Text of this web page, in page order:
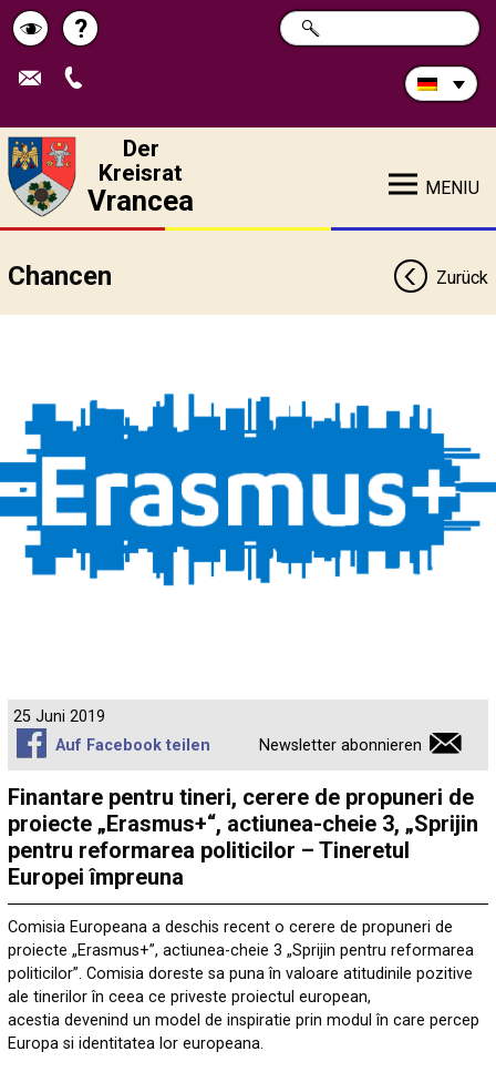
Schimbă
contrastul
Pagina
de
?
Durchsuchen
Sie
SUCHE
Der
Kreisrat
Vrancea MENIU
Chancen Zurück
25 Juni 2019
Auf Facebook teilen
Newsletter abonnieren
Finantare pentru tineri, cerere de propuneri de
proiecte „Erasmus+“, actiunea-cheie 3, „Sprijin
pentru reformarea politicilor – Tineretul
Europei împreuna
Comisia Europeana a deschis recent o cerere de propuneri de
proiecte „Erasmus+”, actiunea-cheie 3 „Sprijin pentru reformarea
politicilor”. Comisia doreste sa puna în valoare atitudinile pozitive
ale tinerilor în ceea ce priveste proiectul european,
acestia devenind un model de inspiratie prin modul în care percep
Europa si identitatea lor europeana.